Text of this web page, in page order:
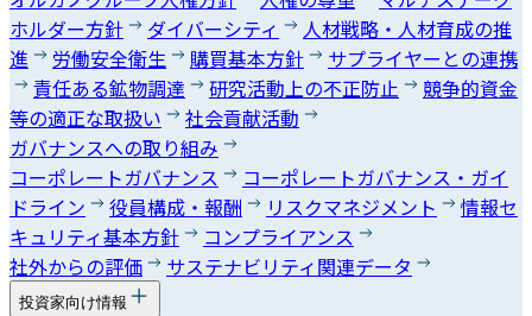
ホルダー方針
ダイバーシティ
人材戦略・人材育成の推
進
労働安全衛生 購買基本方針
サプライヤーとの連携
責任ある鉱物調達
研究活動上の不正防止
競争的資金
等の適正な取扱い
社会貢献活動
ガバナンスへの取り組み
コーポレートガバナンス
コーポレートガバナンス・ガイ
ドライン
役員構成・報酬 リスクマネジメント
情報セ
キュリティ基本方針
コンプライアンス
社外からの評価
サステナビリティ関連データ
投資家向け情報